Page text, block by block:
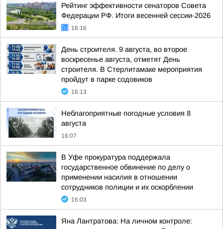
Рейтинг эффективности сенаторов Совета
Федерации РФ. Итоги весенней сессии-2026
16:16
День строителя. 9 августа, во второе
воскресенье августа, отметят День
строителя. В Стерлитамаке мероприятия
пройдут в парке содовиков
16:13
Неблагоприятные погодные условия 8
августа
16:07
В Уфе прокуратура поддержала
государственное обвинение по делу о
применении насилия в отношении
сотрудников полиции и их оскорблении
16:03
Яна Лантратова: На личном контроле: